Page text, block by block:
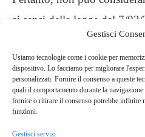
Gestisci
Usiamo tecnologie come i cookie per
dispositivo. Lo facciamo per migliorare
personalizzati. Fornire il consenso a queste
quali il comportamento durante la
fornire o ritirare il consenso potrebbe influire
funzioni.
Gestisci servizi
ai sensi della legge del 7/
carattere personale, non è
alcun diritto d’autore
.